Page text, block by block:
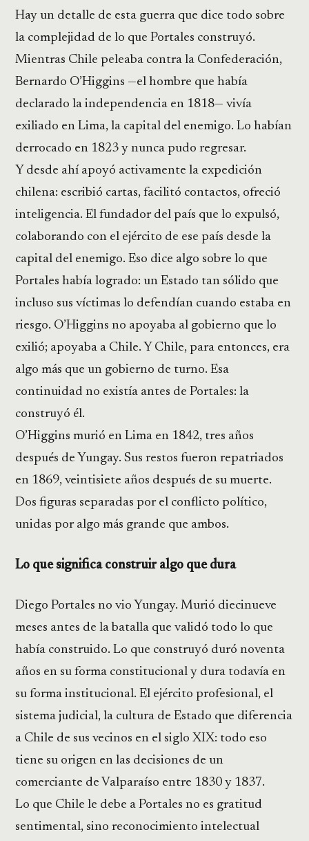
Hay un detalle de esta guerra que dice todo sobre
la complejidad de lo que Portales construyó.
Mientras Chile peleaba contra la Confederación,
Bernardo O’Higgins —el hombre que había
declarado la independencia en 1818— vivía
exiliado en Lima, la capital del enemigo. Lo habían
derrocado en 1823 y nunca pudo regresar.
Y desde ahí apoyó activamente la expedición
chilena: escribió cartas, facilitó contactos, ofreció
inteligencia. El fundador del país que lo expulsó,
colaborando con el ejército de ese país desde la
capital del enemigo. Eso dice algo sobre lo que
Portales había logrado: un Estado tan sólido que
incluso sus víctimas lo defendían cuando estaba en
riesgo. O’Higgins no apoyaba al gobierno que lo
exilió; apoyaba a Chile. Y Chile, para entonces, era
algo más que un gobierno de turno. Esa
continuidad no existía antes de Portales: la
construyó él.
O’Higgins murió en Lima en 1842, tres años
después de Yungay. Sus restos fueron repatriados
en 1869, veintisiete años después de su muerte.
Dos figuras separadas por el conflicto político,
unidas por algo más grande que ambos.
Lo que significa construir algo que dura
Diego Portales no vio Yungay. Murió diecinueve
meses antes de la batalla que validó todo lo que
había construido. Lo que construyó duró noventa
años en su forma constitucional y dura todavía en
su forma institucional. El ejército profesional, el
sistema judicial, la cultura de Estado que diferencia
a Chile de sus vecinos en el siglo XIX: todo eso
tiene su origen en las decisiones de un
comerciante de Valparaíso entre 1830 y 1837.
Lo que Chile le debe a Portales no es gratitud
sentimental, sino reconocimiento intelectual